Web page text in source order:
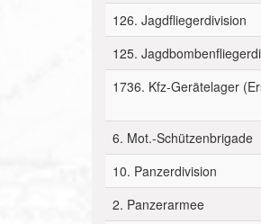
126. Jagdfliegerdivision
125.
1736. Kfz-Gerätelager
6. Mot.-Schützenbrigade
10. Panzerdivision
2. Panzerarmee